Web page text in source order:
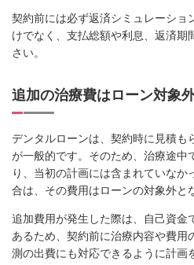
契約前には必ず返済シミュレーショ
けでなく、支払総額や利息、返済期
さい。
追加の治療費はローン対象
デンタルローンは、契約時に見積も
が一般的です。そのため、治療途中
り、当初の計画には含まれていな
合は、その費用はローンの対象外と
追加費用が発生した際は、自己資金
あるため、契約前に治療内容や費用
測の出費にも対応できるように計画